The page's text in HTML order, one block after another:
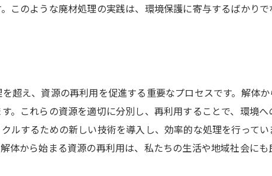
持続可能な社会構築のための解体
AIが変える廃材処理の未来
廃材から生まれる新しい価値
解体業界の未来ビジョンとは
このような廃材処理の実践は、環境保護に寄与するばかり
超え、資源の再利用を促進する重要なプロセスです。解体
。これらの資源を適切に分別し、再利用することで、環境
ルするための新しい技術を導入し、効率的な処理を行って
体から始まる資源の再利用は、私たちの生活や地域社会に